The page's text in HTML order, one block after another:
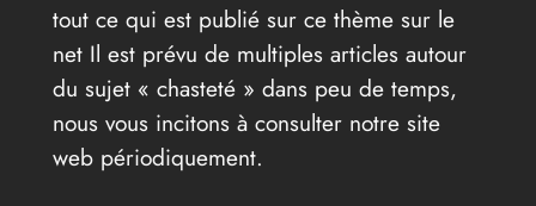
tout ce qui est publié sur ce thème sur le
net Il est prévu de multiples articles autour
du sujet « chasteté » dans peu de temps,
nous vous incitons à consulter notre site
web périodiquement.